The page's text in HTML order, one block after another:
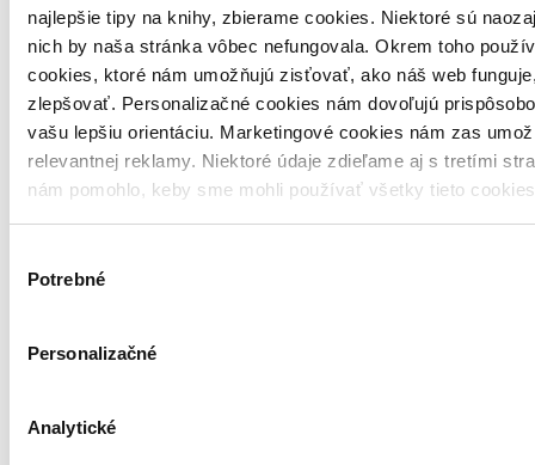
najlepšie tipy na knihy, zbierame cookies. Niektoré sú
nich by naša stránka vôbec nefungovala. Okrem toho
cookies, ktoré nám umožňujú zisťovať, ako náš web
zlepšovať. Personalizačné cookies nám dovoľujú
vašu lepšiu orientáciu. Marketingové cookies nám zas
relevantnej reklamy. Niektoré údaje zdieľame aj s tretími
nám pomohlo, keby sme mohli používať všetky tieto
súhlasu
Potrebné
Personalizačné
Analytické
Lekárnik z Auschwitzu
Ikar, 2018